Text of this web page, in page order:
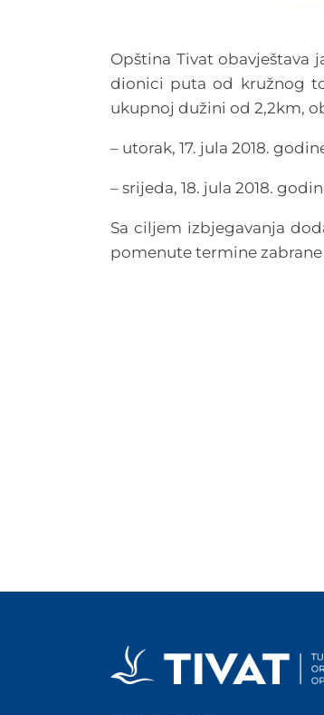
Opština Tivat obavještava
dionici puta od kružnog
ukupnoj dužini od 2,2km,
– utorak, 17. jula 2018.
– srijeda, 18. jula 2018.
Sa ciljem izbjegavanja
pomenute termine zabrane